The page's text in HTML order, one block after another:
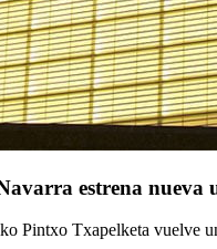
estrena nueva
Pintxo Txapelketa vuelve